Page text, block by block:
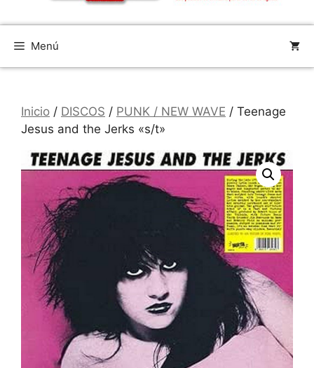
Menú
Inicio / DISCOS / PUNK / NEW WAVE / Teenage
Jesus and the Jerks «s/t»